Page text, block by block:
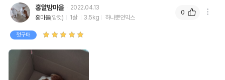
홍알밤마을
2022.04.13
홍마을(암컷) 1살 3.5kg 하나뿐인믹스
첫구매
0